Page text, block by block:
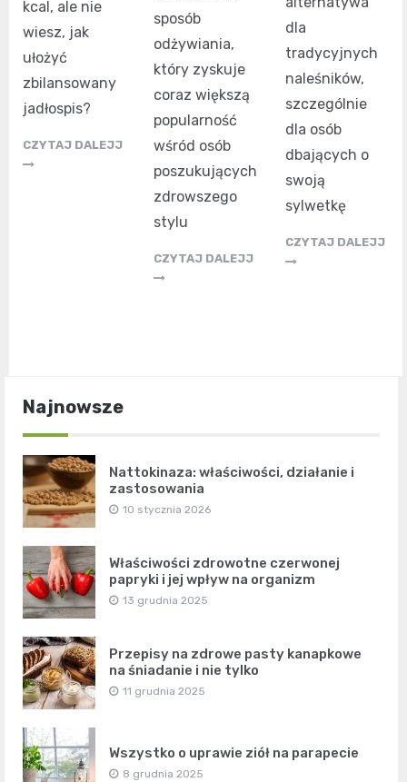
kcal, ale nie
wiesz, jak
ułożyć
zbilansowany
jadłospis?
CZYTAJ DALEJJ
sposób
odżywiania,
który zyskuje
coraz większą
popularność
wśród osób
poszukujących
zdrowszego
stylu
CZYTAJ DALEJJ
dla
tradycyjnych
naleśników,
szczególnie
dla osób
dbających o
swoją
sylwetkę
CZYTAJ DALEJJ
Najnowsze
Nattokinaza: właściwości, działanie i
zastosowania
10 stycznia 2026
Właściwości zdrowotne czerwonej
papryki i jej wpływ na organizm
13 grudnia 2025
Przepisy na zdrowe pasty kanapkowe
na śniadanie i nie tylko
11 grudnia 2025
Wszystko o uprawie ziół na parapecie
8 grudnia 2025